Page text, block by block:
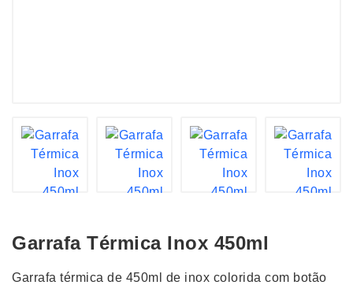
Garrafa Térmica Inox 450ml
Garrafa térmica de 450ml de inox colorida com botão